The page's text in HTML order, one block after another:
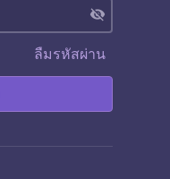
visibility_off
ลืมรหัสผ่าน